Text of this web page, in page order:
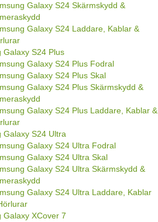
Galaxy S24 Skärmskydd &
Galaxy S24 Laddare, Kablar &
Galaxy S24 Plus
Galaxy S24 Plus Fodral
Galaxy S24 Plus Skal
Galaxy S24 Plus Skärmskydd &
Galaxy S24 Plus Laddare, Kablar &
Galaxy S24 Ultra
Galaxy S24 Ultra Fodral
Galaxy S24 Ultra Skal
Galaxy S24 Ultra Skärmskydd &
Galaxy S24 Ultra Laddare, Kablar
Galaxy XCover 7